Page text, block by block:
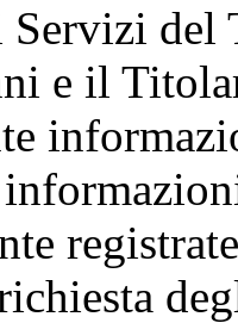
Servizi del
e il